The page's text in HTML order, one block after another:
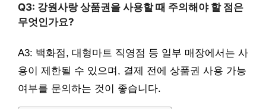
Q3: 강원사랑 상품권을 사용할 때 주의해야 할 점은
무엇인가요?
A3: 백화점, 대형마트 직영점 등 일부 매장에서는 사
용이 제한될 수 있으며, 결제 전에 상품권 사용 가능
여부를 문의하는 것이 좋습니다.